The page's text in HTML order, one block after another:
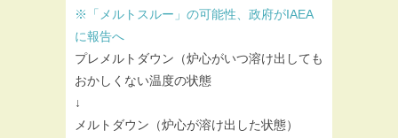
※「メルトスルー」の可能性、政府がIAEA
に報告へ
プレメルトダウン（炉心がいつ溶け出しても
おかしくない温度の状態
↓
メルトダウン（炉心が溶け出した状態）